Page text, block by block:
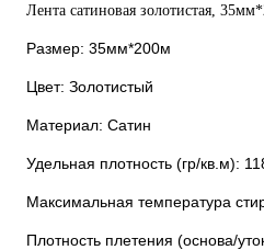
Лента сатиновая золотистая,
Размер: 35мм*200м
Цвет: Золотистый
Материал: Сатин
Удельная плотность (гр/кв.м):
Максимальная температура
Плотность плетения (основа/